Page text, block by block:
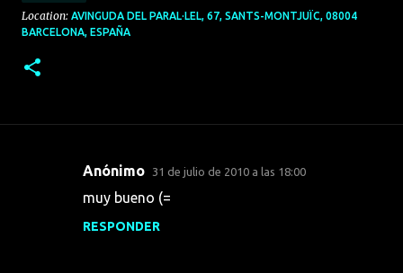
Location: AVINGUDA DEL PARAL·LEL, 67, SANTS-MONTJUÏC, 08004
BARCELONA, ESPAÑA
Anónimo 31 de julio de 2010 a las 18:00
muy bueno (=
RESPONDER